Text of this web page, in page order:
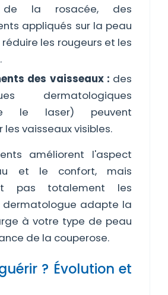
la rosacée, des
appliqués sur la peau
les rougeurs et les
des vaisseaux : des
dermatologiques
le laser) peuvent
vaisseaux visibles.
améliorent l'aspect
et le confort, mais
pas totalement les
dermatologue adapte la
à votre type de peau
de la couperose.
? Évolution et